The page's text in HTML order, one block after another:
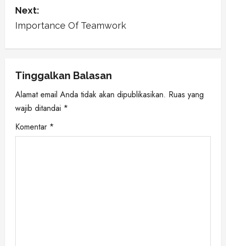
s
t
n
a
v
i
g
Next:
Importance Of Teamwork
Tinggalkan Balasan
Alamat email Anda tidak akan dipublikasikan. Ruas yang
wajib ditandai *
Komentar *